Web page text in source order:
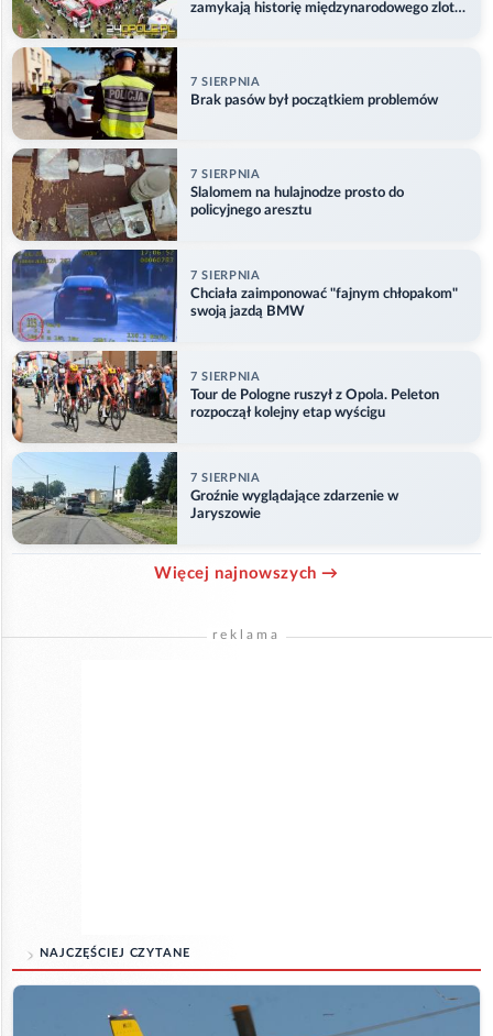
zamykają historię międzynarodowego zlotu
7 SIERPNIA
Brak pasów był początkiem problemów
7 SIERPNIA
Slalomem na hulajnodze prosto do
policyjnego aresztu
7 SIERPNIA
Chciała zaimponować "fajnym chłopakom"
swoją jazdą BMW
7 SIERPNIA
Tour de Pologne ruszył z Opola. Peleton
rozpoczął kolejny etap wyścigu
7 SIERPNIA
Groźnie wyglądające zdarzenie w
Jaryszowie
Więcej najnowszych →
reklama
NAJCZĘŚCIEJ CZYTANE